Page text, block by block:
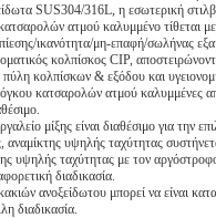
SUS304/316L, η εσωτερική
ατμού καλυμμένο τίθεται
ικανότητα/μη-επαφή/σωλήνας
κολπίσκος CIP,
κολπίσκων & εξόδου και
όγκου κατσαρολών ατμού καλυμμένες
μίξης είναι διαθέσιμο για την
αναμίκτης υψηλής ταχύτητας
υψηλής ταχύτητας με τον
διαδικασία.
ανοξείδωτου μπορεί να είναι
διαδικασία.